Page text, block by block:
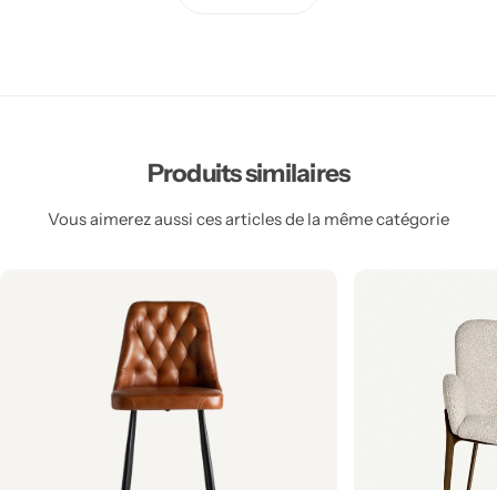
Produits similaires
Vous aimerez aussi ces articles de la même catégorie